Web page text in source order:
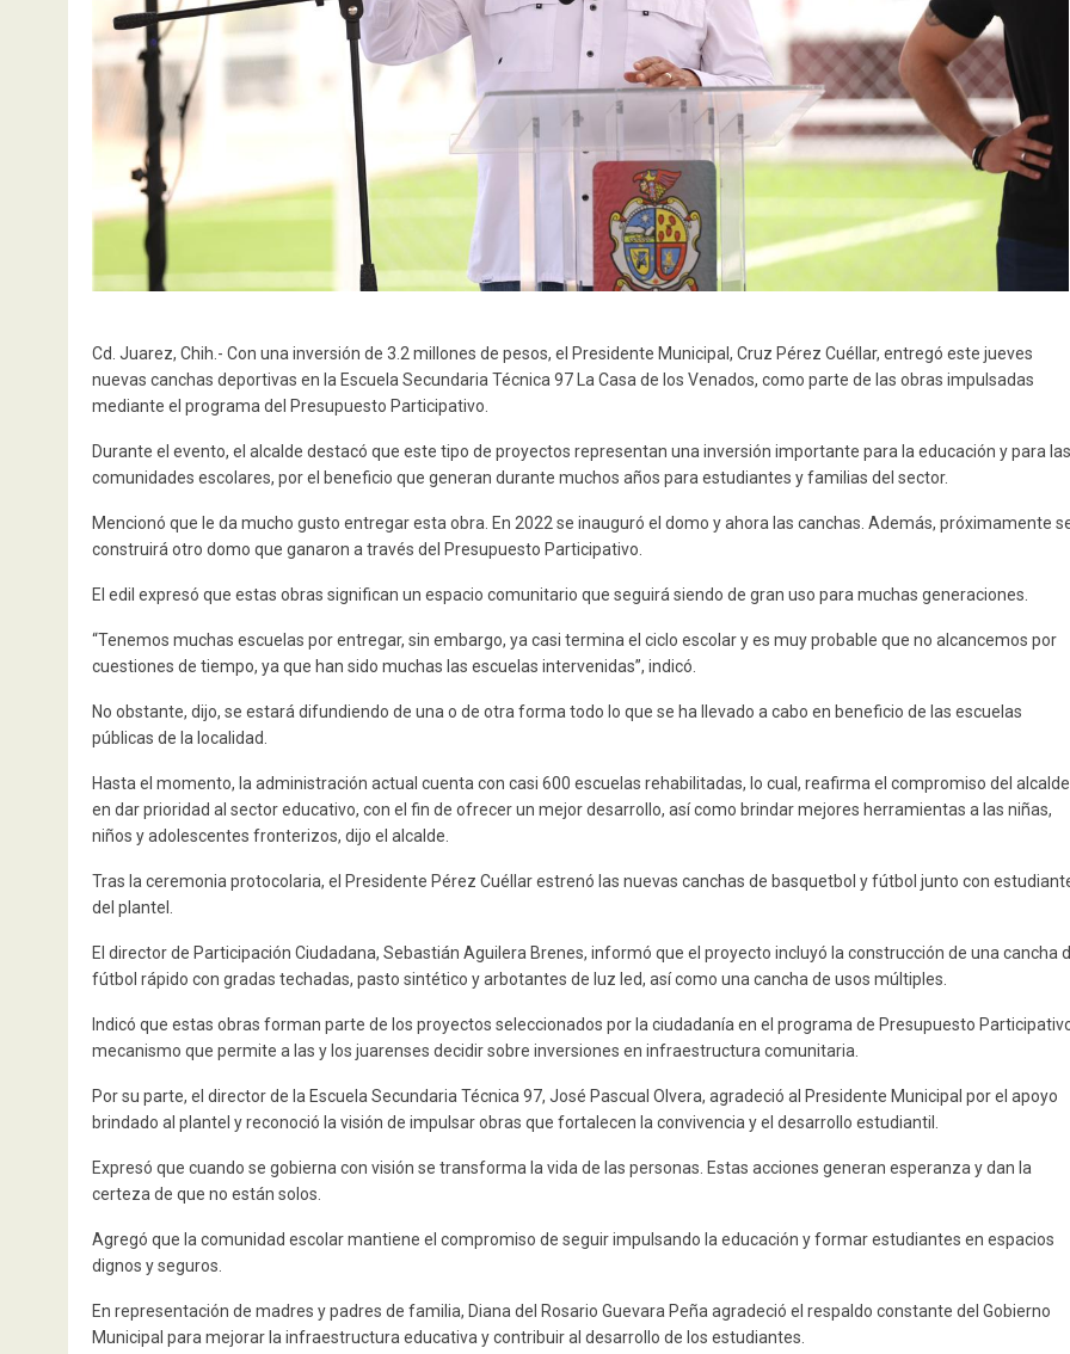
Cd. Juarez, Chih.- Con una inversión de 3.2 millones de pesos, el Presidente Municipal, Cruz Pérez Cuéllar, entregó este jueves
nuevas canchas deportivas en la Escuela Secundaria Técnica 97 La Casa de los Venados, como parte de las obras impulsadas
mediante el programa del Presupuesto Participativo.
Durante el evento, el alcalde destacó que este tipo de proyectos representan una inversión importante para la educación y para las
comunidades escolares, por el beneficio que generan durante muchos años para estudiantes y familias del sector.
Mencionó que le da mucho gusto entregar esta obra. En 2022 se inauguró el domo y ahora las canchas. Además, próximamente
construirá otro domo que ganaron a través del Presupuesto Participativo.
El edil expresó que estas obras significan un espacio comunitario que seguirá siendo de gran uso para muchas generaciones.
“Tenemos muchas escuelas por entregar, sin embargo, ya casi termina el ciclo escolar y es muy probable que no alcancemos por
cuestiones de tiempo, ya que han sido muchas las escuelas intervenidas”, indicó.
No obstante, dijo, se estará difundiendo de una o de otra forma todo lo que se ha llevado a cabo en beneficio de las escuelas
públicas de la localidad.
Hasta el momento, la administración actual cuenta con casi 600 escuelas rehabilitadas, lo cual, reafirma el compromiso del alcalde
en dar prioridad al sector educativo, con el fin de ofrecer un mejor desarrollo, así como brindar mejores herramientas a las niñas,
niños y adolescentes fronterizos, dijo el alcalde.
Tras la ceremonia protocolaria, el Presidente Pérez Cuéllar estrenó las nuevas canchas de basquetbol y fútbol junto con
del plantel.
El director de Participación Ciudadana, Sebastián Aguilera Brenes, informó que el proyecto incluyó la construcción de una cancha
fútbol rápido con gradas techadas, pasto sintético y arbotantes de luz led, así como una cancha de usos múltiples.
Indicó que estas obras forman parte de los proyectos seleccionados por la ciudadanía en el programa de Presupuesto
mecanismo que permite a las y los juarenses decidir sobre inversiones en infraestructura comunitaria.
Por su parte, el director de la Escuela Secundaria Técnica 97, José Pascual Olvera, agradeció al Presidente Municipal por el apoyo
brindado al plantel y reconoció la visión de impulsar obras que fortalecen la convivencia y el desarrollo estudiantil.
Expresó que cuando se gobierna con visión se transforma la vida de las personas. Estas acciones generan esperanza y dan la
certeza de que no están solos.
Agregó que la comunidad escolar mantiene el compromiso de seguir impulsando la educación y formar estudiantes en espacios
dignos y seguros.
En representación de madres y padres de familia, Diana del Rosario Guevara Peña agradeció el respaldo constante del Gobierno
Municipal para mejorar la infraestructura educativa y contribuir al desarrollo de los estudiantes.